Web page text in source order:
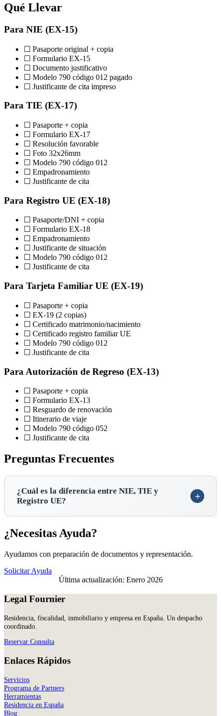
Qué Llevar
Para NIE (EX-15)
☐ Pasaporte original + copia
☐ Formulario EX-15
☐ Documento justificativo
☐ Modelo 790 código 012 pagado
☐ Justificante de cita impreso
Para TIE (EX-17)
☐ Pasaporte + copia
☐ Formulario EX-17
☐ Resolución favorable
☐ Foto 32x26mm
☐ Modelo 790 código 012
☐ Empadronamiento
☐ Justificante de cita
Para Registro UE (EX-18)
☐ Pasaporte/DNI + copia
☐ Formulario EX-18
☐ Empadronamiento
☐ Justificante de situación
☐ Modelo 790 código 012
☐ Justificante de cita
Para Tarjeta Familiar UE (EX-19)
☐ Pasaporte + copia
☐ EX-19 (2 copias)
☐ Certificado matrimonio/nacimiento
☐ Certificado registro familiar UE
☐ Modelo 790 código 012
☐ Justificante de cita
Para Autorización de Regreso (EX-13)
☐ Pasaporte + copia
☐ Formulario EX-13
☐ Resguardo de renovación
☐ Itinerario de viaje
☐ Modelo 790 código 052
☐ Justificante de cita
Preguntas Frecuentes
¿Cuál es la diferencia entre NIE, TIE y
Registro UE?
¿Necesitas Ayuda?
Ayudamos con preparación de documentos y representación.
Solicitar Ayuda
Última actualización: Enero 2026
Legal Fournier
Residencia, fiscalidad, inmobiliario y empresa en España. Un despacho
coordinado.
Reservar Consulta
Enlaces Rápidos
Servicios
Programa de Partners
Herramientas
Residencia en España
Blog